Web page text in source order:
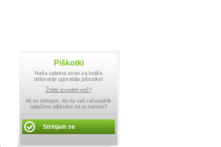
Piškotki
Naša spletna stran za boljše
delovanje uporablja piškotke!
Želite izvedeti več?
Ali se strinjate, da na vaš računalnik
naložimo piškotke za ta namen?
Strinjam se